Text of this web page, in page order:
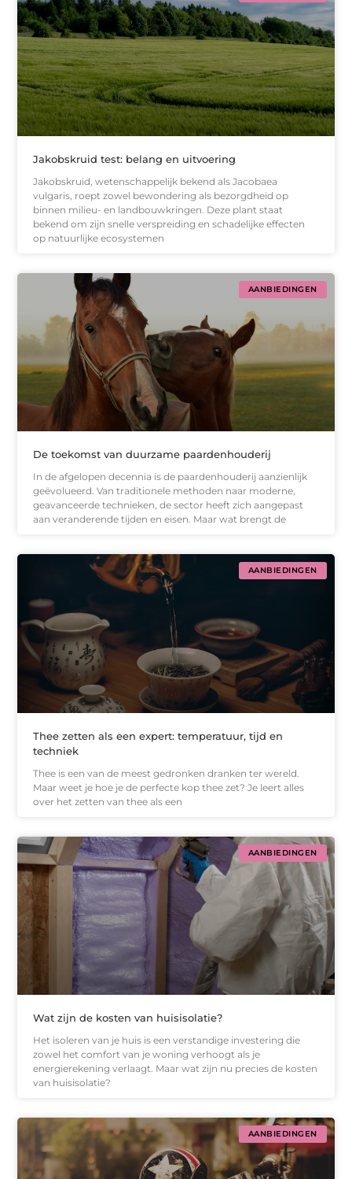
Jakobskruid test: belang en uitvoering
Jakobskruid, wetenschappelijk bekend als Jacobaea
vulgaris, roept zowel bewondering als bezorgdheid op
binnen milieu- en landbouwkringen. Deze plant staat
bekend om zijn snelle verspreiding en schadelijke effecten
op natuurlijke ecosystemen
AANBIEDINGEN
De toekomst van duurzame paardenhouderij
In de afgelopen decennia is de paardenhouderij aanzienlijk
geëvolueerd. Van traditionele methoden naar moderne,
geavanceerde technieken, de sector heeft zich aangepast
aan veranderende tijden en eisen. Maar wat brengt de
AANBIEDINGEN
Thee zetten als een expert: temperatuur, tijd en
techniek
Thee is een van de meest gedronken dranken ter wereld.
Maar weet je hoe je de perfecte kop thee zet? Je leert alles
over het zetten van thee als een
AANBIEDINGEN
Wat zijn de kosten van huisisolatie?
Het isoleren van je huis is een verstandige investering die
zowel het comfort van je woning verhoogt als je
energierekening verlaagt. Maar wat zijn nu precies de kosten
van huisisolatie?
AANBIEDINGEN